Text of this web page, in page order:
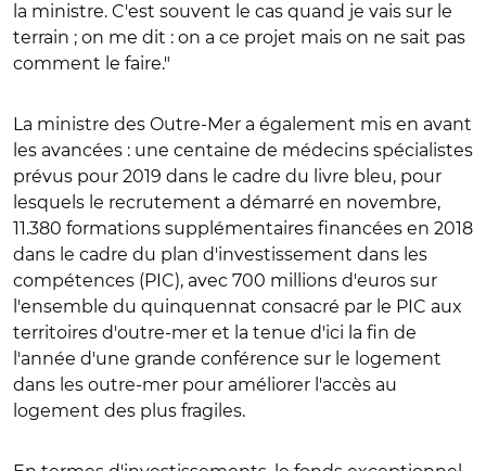
la ministre. C'est souvent le cas quand je vais sur le
terrain ; on me dit : on a ce projet mais on ne sait pas
comment le faire."
La ministre des Outre-Mer a également mis en avant
les avancées : une centaine de médecins spécialistes
prévus pour 2019 dans le cadre du livre bleu, pour
lesquels le recrutement a démarré en novembre,
11.380 formations supplémentaires financées en 2018
dans le cadre du plan d'investissement dans les
compétences (PIC), avec 700 millions d'euros sur
l'ensemble du quinquennat consacré par le PIC aux
territoires d'outre-mer et la tenue d'ici la fin de
l'année d'une grande conférence sur le logement
dans les outre-mer pour améliorer l'accès au
logement des plus fragiles.